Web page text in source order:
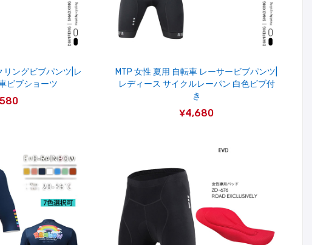
リングビブパンツ|レ
ビブショーツ
MTP 女性 夏用 自転車 レーサービブパンツ|
レディース サイクルレーパン 白色ビブ付
き
¥4,680